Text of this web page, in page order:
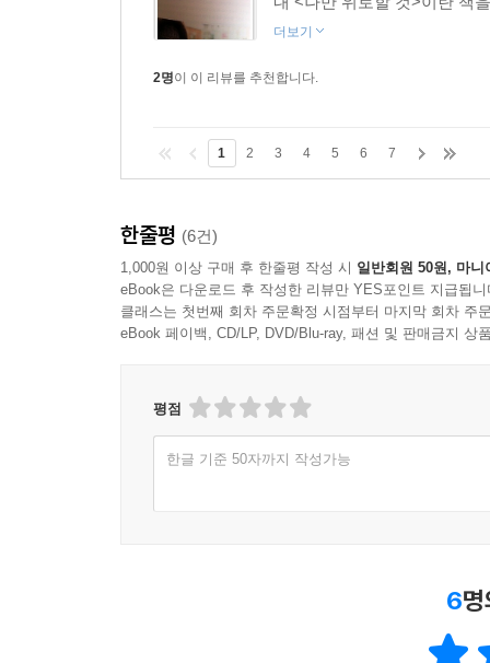
더보기
2명이 이 리뷰를 추천합니다.
1 2 3 4 5 6 7
한줄평 (6건)
1,000원 이상 구매 후 한줄평 작성 시 일반회원 50원, 마니
eBook은 다운로드 후 작성한 리뷰만 YES포인트 지급됩니
클래스는 첫번째 회차 주문확정 시점부터 마지막 회차 주
eBook 페이백, CD/LP, DVD/Blu-ray, 패션 및 판매금지 상
평점
한글 기준 50자까지 작성가능
6